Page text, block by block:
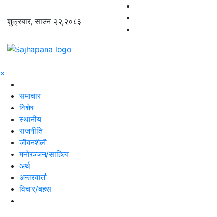
शुक्रबार, साउन २२,२०८३
×
समाचार
विशेष
स्थानीय
राजनीति
जीवनशैली
मनोरञ्जन/साहित्य
अर्थ
अन्तरवार्ता
विचार/बहस